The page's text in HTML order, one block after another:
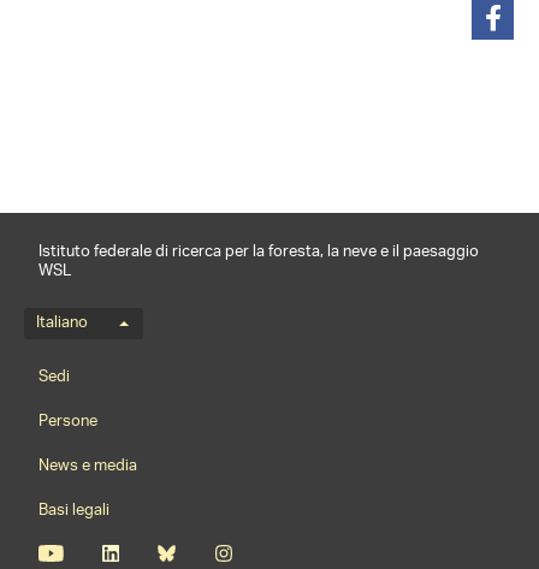
Istituto federale di ricerca per la foresta, la neve e il paesaggio
WSL
Menu della lingua
Italiano
Footernavigation
Sedi
Persone
News e media
Basi legali